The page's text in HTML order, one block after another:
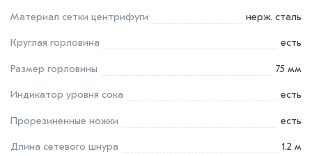
Материал сетки центрифуги нерж. сталь
Круглая горловина есть
Размер горловины 75 мм
Индикатор уровня сока есть
Прорезиненные ножки есть
Длина сетевого шнура 1.2 м